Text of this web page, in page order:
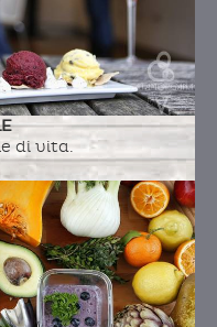
di vita.